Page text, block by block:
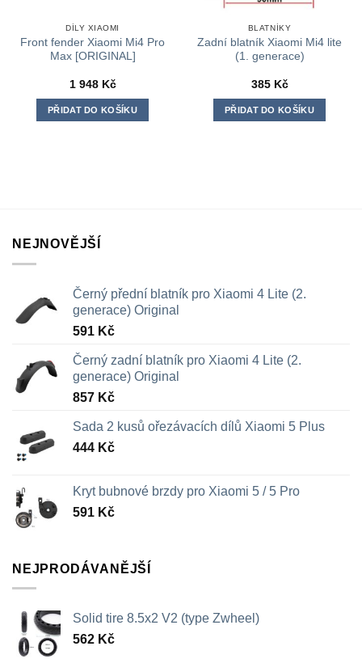
DÍLY XIAOMI
Front fender Xiaomi Mi4 Pro
Max [ORIGINAL]
1 948 Kč
PŘIDAT DO KOŠÍKU
BLATNÍKY
Zadní blatník Xiaomi Mi4 lite
(1. generace)
385 Kč
PŘIDAT DO KOŠÍKU
NEJNOVĚJŠÍ
Černý přední blatník pro Xiaomi 4 Lite (2.
generace) Original
591 Kč
Černý zadní blatník pro Xiaomi 4 Lite (2.
generace) Original
857 Kč
Sada 2 kusů ořezávacích dílů Xiaomi 5 Plus
444 Kč
Kryt bubnové brzdy pro Xiaomi 5 / 5 Pro
591 Kč
NEJPRODÁVANĚJŠÍ
Solid tire 8.5x2 V2 (type Zwheel)
562 Kč